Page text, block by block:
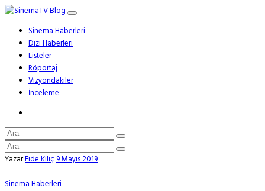
Sinema Haberleri
Dizi Haberleri
Listeler
Röportaj
Vizyondakiler
İnceleme
YazarFide Kılıç9 Mayıs 2019
Sinema Haberleri